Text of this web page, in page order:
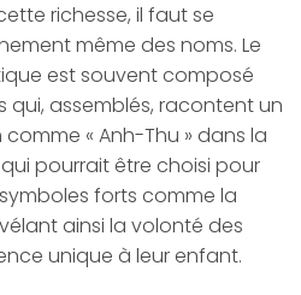
richesse, il faut se
même des noms. Le
est souvent composé
qui, assemblés, racontent un
« Anh-Thu » dans la
pourrait être choisi pour
forts comme la
ainsi la volonté des
unique à leur enfant.